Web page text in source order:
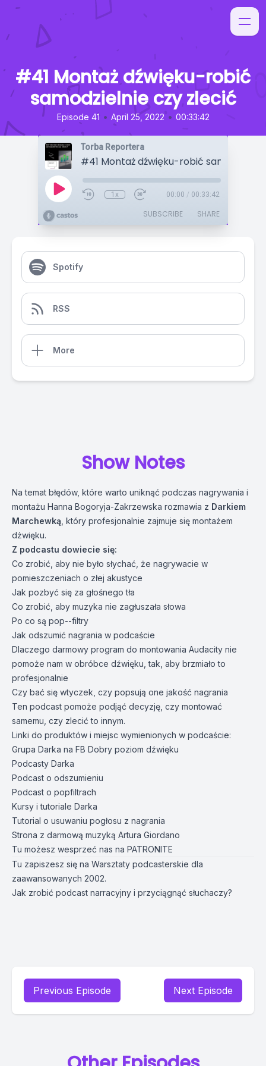
#41 Montaż dźwięku-robić
samodzielnie czy zlecić
Episode 41 • April 25, 2022 • 00:33:42
Torba Reportera
1x 00:00 / 00:33:42
SUBSCRIBE SHARE
Spotify
RSS
More
Show Notes
Na temat błędów, które warto uniknąć podczas nagrywania i
montażu Hanna Bogoryja-Zakrzewska rozmawia z Darkiem
Marchewką , który profesjonalnie zajmuje się montażem
dżwięku.
Z podcastu dowiecie się:
Co zrobić, aby nie było słychać, że nagrywacie w
pomieszczeniach o złej akustyce
Jak pozbyć się za głośnego tła
Co zrobić, aby muzyka nie zagłuszała słowa
Po co są pop--filtry
Jak odszumić nagrania w podcaście
Dlaczego darmowy program do montowania Audacity nie
pomoże nam w obróbce dźwięku, tak, aby brzmiało to
profesjonalnie
Czy bać się wtyczek, czy popsują one jakość nagrania
Ten podcast pomoże podjąć decyzję, czy montować
samemu, czy zlecić to innym.
Linki do produktów i miejsc wymienionych w podcaście:
Grupa Darka na FB Dobry poziom dźwięku
Podcasty Darka
Podcast o odszumieniu
Podcast o popfiltrach
Kursy i tutoriale Darka
Tutorial o usuwaniu pogłosu z nagrania
Strona z darmową muzyką Artura Giordano
Tu możesz wesprzeć nas na PATRONITE
Tu zapiszesz się na Warsztaty podcasterskie dla
zaawansowanych 2002.
Jak zrobić podcast narracyjny i przyciągnąć słuchaczy?
Previous Episode Next Episode